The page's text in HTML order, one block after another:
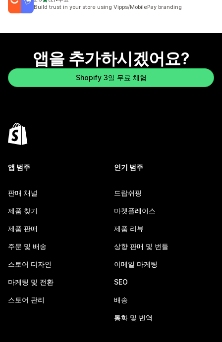
총 리뷰 2개
Build trust in your store using Vipps/MobilePay branding
앱을 추가하시겠어요?
Shopify 3일 무료 체험
앱 범주
판매 채널
제품 찾기
제품 판매
주문 및 배송
스토어 디자인
마케팅 및 전환
스토어 관리
인기 범주
드랍쉬핑
마켓플레이스
제품 리뷰
상향 판매 및 번들
이메일 마케팅
SEO
배송
통화 및 번역